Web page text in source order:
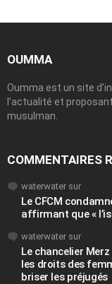
OUMMA
Oumma est un site
l’actualité et
musulman.
COMMENTAIRES
waterwater sur
Le CFCM
affirmant que «
waterwater sur
Le chancelier
les droits des
briser les préjugés